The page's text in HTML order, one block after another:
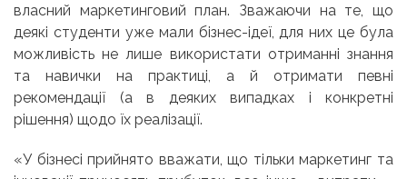
власний маркетинговий план. Зважаючи на те, що
деякі студенти уже мали бізнес-ідеї, для них це була
можливість не лише використати отриманні знання
та навички на практиці, а й отримати певні
рекомендації (а в деяких випадках і конкретні
рішення) щодо їх реалізації.
«У бізнесі прийнято вважати, що тільки маркетинг та